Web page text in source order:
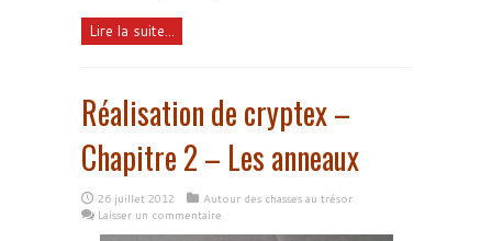
Lire la suite...
Réalisation de cryptex –
Chapitre 2 – Les anneaux
26 juillet 2012
Autour des chasses au trésor
Laisser un commentaire